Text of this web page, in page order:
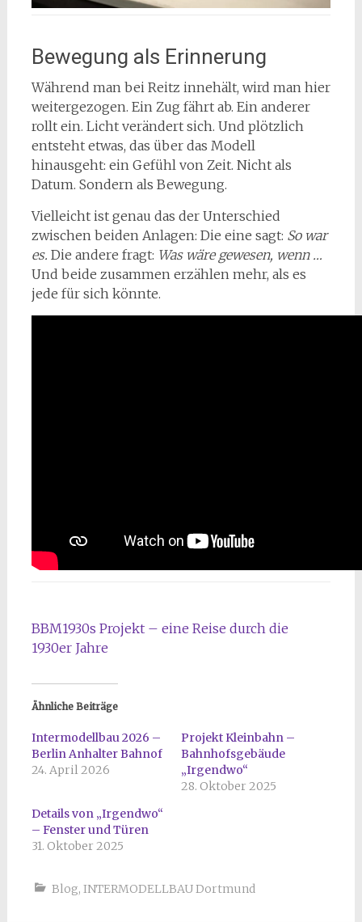
Bewegung als Erinnerung
Während man bei Reitz innehält, wird man hier
weitergezogen. Ein Zug fährt ab. Ein anderer
rollt ein. Licht verändert sich. Und plötzlich
entsteht etwas, das über das Modell
hinausgeht: ein Gefühl von Zeit. Nicht als
Datum. Sondern als Bewegung.
Vielleicht ist genau das der Unterschied
zwischen beiden Anlagen: Die eine sagt: So war
es. Die andere fragt: Was wäre gewesen, wenn …
Und beide zusammen erzählen mehr, als es
jede für sich könnte.
BBM1930s Projekt – eine Reise durch die
1930er Jahre
Ähnliche Beiträge
Intermodellbau 2026 –
Berlin Anhalter Bahnof
24. April 2026
Projekt Kleinbahn –
Bahnhofsgebäude
„Irgendwo“
28. Oktober 2025
Details von „Irgendwo“
– Fenster und Türen
31. Oktober 2025
Blog, INTERMODELLBAU Dortmund